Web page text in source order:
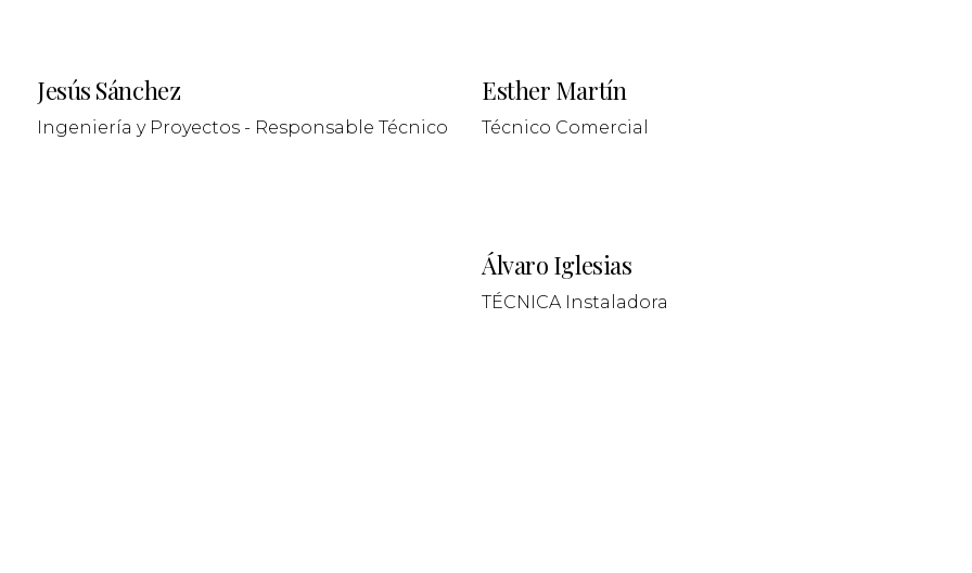
Jesús Sánchez
Ingeniería y Proyectos - Responsable Técnico
Esther Martín
Técnico Comercial
Álvaro Iglesias
TÉCNICA Instaladora